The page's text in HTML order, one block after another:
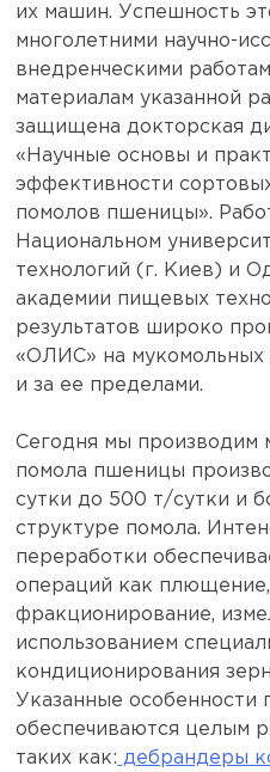
их машин. Успешность
многолетними научно-
внедренческими
материалам указанной
защищена докторская
«Научные основы и
эффективности
помолов пшеницы».
Национальном
технологий (г. Киев) и
академии пищевых
результатов широко
«ОЛИС» на мукомольных
и за ее пределами.
Сегодня мы производим
помола пшеницы
сутки до 500 т/сутки и
структуре помола.
переработки
операций как
фракционирование,
использованием
кондиционирования
Указанные особенности
обеспечиваются целым
таких как: дебрандеры